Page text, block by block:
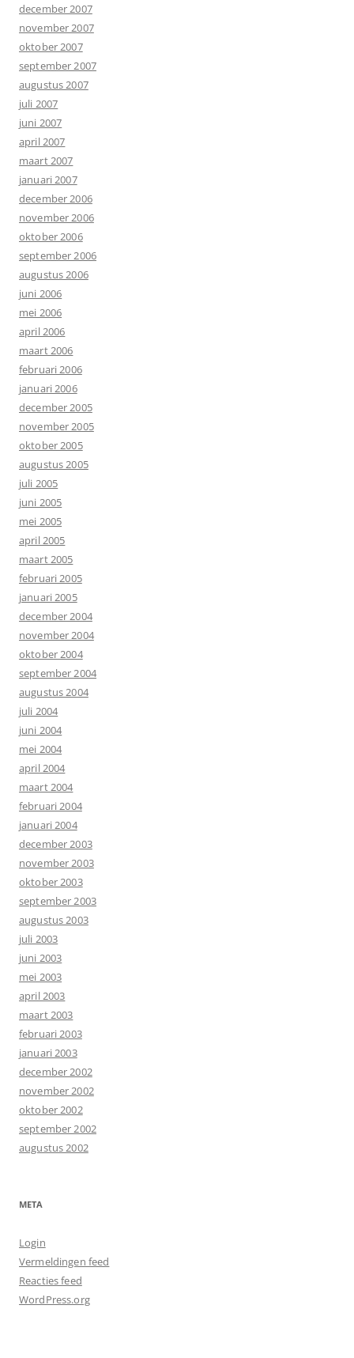
december 2007
november 2007
oktober 2007
september 2007
augustus 2007
juli 2007
juni 2007
april 2007
maart 2007
januari 2007
december 2006
november 2006
oktober 2006
september 2006
augustus 2006
juni 2006
mei 2006
april 2006
maart 2006
februari 2006
januari 2006
december 2005
november 2005
oktober 2005
augustus 2005
juli 2005
juni 2005
mei 2005
april 2005
maart 2005
februari 2005
januari 2005
december 2004
november 2004
oktober 2004
september 2004
augustus 2004
juli 2004
juni 2004
mei 2004
april 2004
maart 2004
februari 2004
januari 2004
december 2003
november 2003
oktober 2003
september 2003
augustus 2003
juli 2003
juni 2003
mei 2003
april 2003
maart 2003
februari 2003
januari 2003
december 2002
november 2002
oktober 2002
september 2002
augustus 2002
META
Login
Vermeldingen feed
Reacties feed
WordPress.org